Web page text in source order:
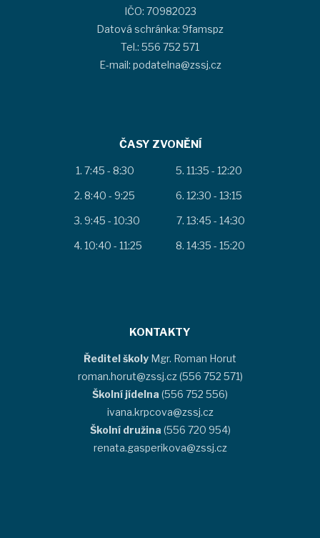
IČO: 70982023
Datová schránka: 9famspz
Tel.: 556 752 571
E-mail: podatelna@zssj.cz
ČASY ZVONĚNÍ
7:45 - 8:30
8:40 - 9:25
9:45 - 10:30
10:40 - 11:25
11:35 - 12:20
12:30 - 13:15
13:45 - 14:30
14:35 - 15:20
KONTAKTY
Ředitel školy Mgr. Roman Horut
roman.horut@zssj.cz (556 752 571)
Školní jídelna (556 752 556)
ivana.krpcova@zssj.cz
Školní družina (556 720 954)
renata.gasperikova@zssj.cz